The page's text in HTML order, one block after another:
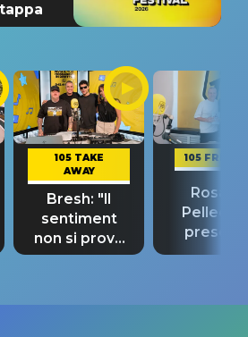
105 TAKE
AWAY
Bresh: "Il
sentiment
non si prova
fino alla notte
105
Rosario
“Così